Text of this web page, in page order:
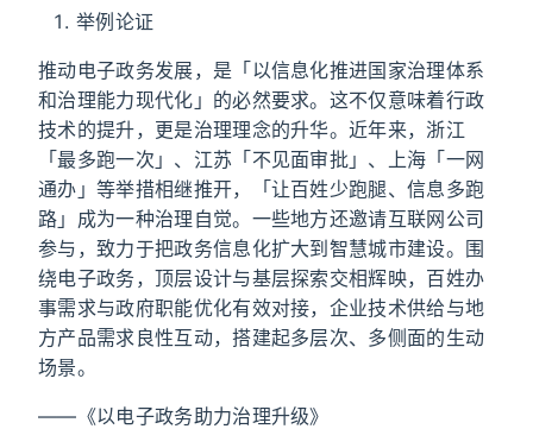
举例论证
推动电子政务发展，是「以信息化推进国家治理体系
和治理能力现代化」的必然要求。这不仅意味着行政
技术的提升，更是治理理念的升华。近年来，浙江
「最多跑一次」、江苏「不见面审批」、上海「一网
通办」等举措相继推开，「让百姓少跑腿、信息多跑
路」成为一种治理自觉。一些地方还邀请互联网公司
参与，致力于把政务信息化扩大到智慧城市建设。围
绕电子政务，顶层设计与基层探索交相辉映，百姓办
事需求与政府职能优化有效对接，企业技术供给与地
方产品需求良性互动，搭建起多层次、多侧面的生动
场景。
——《以电子政务助力治理升级》